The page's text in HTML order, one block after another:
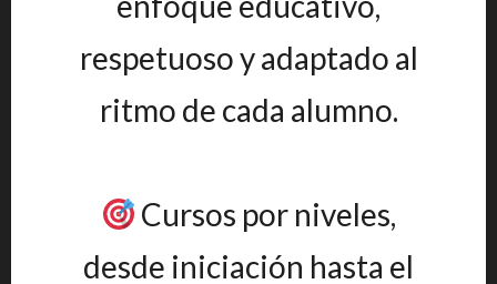
respetuoso y adaptado al
ritmo de cada alumno.
Cursos por niveles,
desde iniciación hasta el